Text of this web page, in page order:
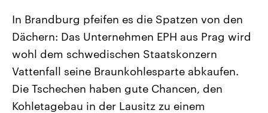
Landtagswahl Sachsen-Anhalt
2026
Alle Informationen
Sachsen-Anhalt wählt am 6.
September 2026 einen neuen
Landtag. Seit 2021 wird das
Bundesland von einer Koalition aus
USA
Aktuelle Beiträge,
Hintergründe
Wirtschaftlich und
gehören die Vereinigten
den mächtigsten Ländern
mit großem Einfluss auf
In Brandburg pfeifen es die Spatzen von den
Dächern: Das Unternehmen EPH aus Prag wird
wohl dem schwedischen Staatskonzern
Vattenfall seine Braunkohlesparte abkaufen.
Die Tschechen haben gute Chancen, den
Kohletagebau in der Lausitz zu einem